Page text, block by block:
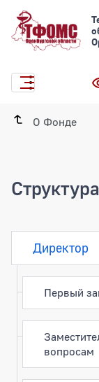
О Фонде
Структура
Директор
Первый
вопросам